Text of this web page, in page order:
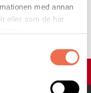
med annan
eller som de har
Tipsa